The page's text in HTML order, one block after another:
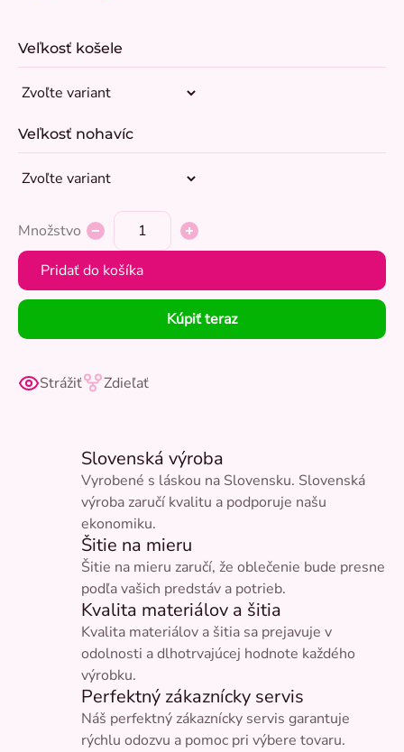
Veľkosť košele
Veľkosť nohavíc
Množstvo
Pridať do košíka
Kúpiť teraz
Strážiť Zdieľať
Slovenská výroba
Vyrobené s láskou na Slovensku. Slovenská
výroba zaručí kvalitu a podporuje našu
ekonomiku.
Šitie na mieru
Šitie na mieru zaručí, že oblečenie bude presne
podľa vašich predstáv a potrieb.
Kvalita materiálov a šitia
Kvalita materiálov a šitia sa prejavuje v
odolnosti a dlhotrvajúcej hodnote každého
výrobku.
Perfektný zákaznícky servis
Náš perfektný zákaznícky servis garantuje
rýchlu odozvu a pomoc pri výbere tovaru.